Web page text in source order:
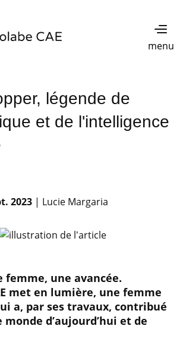
menu
légende de
et de l'intelligence
2023 | Lucie Margaria
femme, une avancée.
met en lumière, une femme
a, par ses travaux, contribué
d’aujourd’hui et de